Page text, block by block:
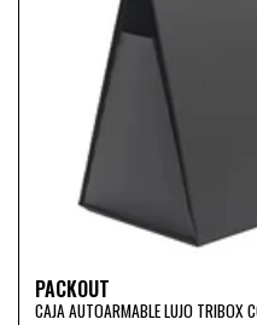
PACKOUT
CAJA AUTOARMABLE LUJO TRIBOX